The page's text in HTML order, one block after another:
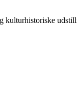
kulturhistoriske